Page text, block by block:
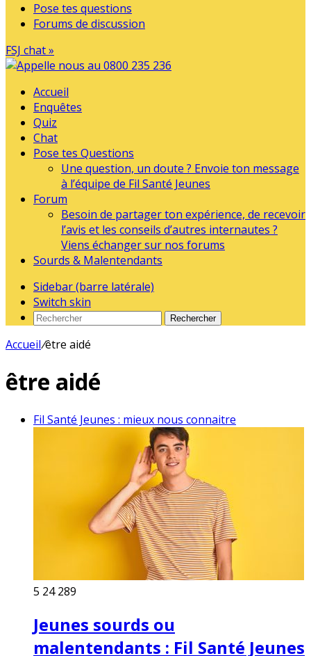
Pose tes questions
Forums de discussion
FSJ chat »
Accueil
Enquêtes
Quiz
Chat
Pose tes Questions
Une question, un doute ? Envoie ton message
à l’équipe de Fil Santé Jeunes
Forum
Besoin de partager ton expérience, de recevoir
l’avis et les conseils d’autres internautes ?
Viens échanger sur nos forums
Sourds & Malentendants
Sidebar (barre latérale)
Switch skin
Rechercher
Accueil/être aidé
être aidé
Fil Santé Jeunes : mieux nous connaitre
5 24 289
Jeunes sourds ou
malentendants : Fil Santé Jeunes